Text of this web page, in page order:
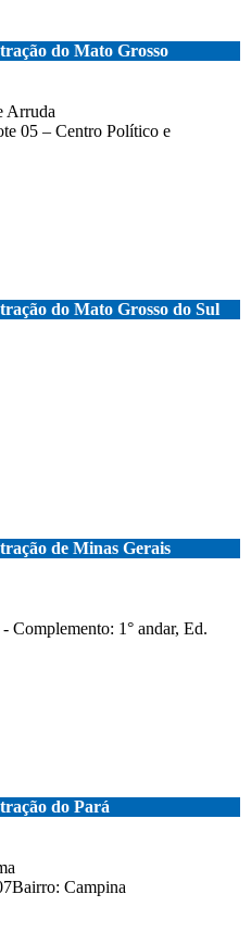
do Mato Grosso
Arruda
05 – Centro Político e
do Mato Grosso do Sul
de Minas Gerais
Complemento: 1° andar, Ed.
do Pará
Campina